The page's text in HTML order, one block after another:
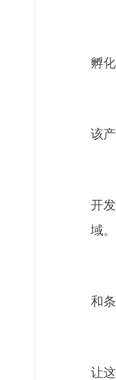
孵
该
开
域。
和
让